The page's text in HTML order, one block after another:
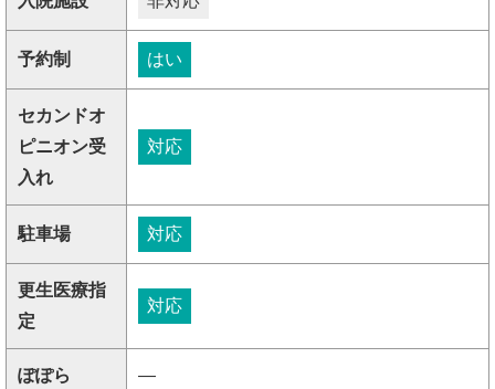
予約制 はい
セカンドオ
ピニオン受
入れ
対応
駐車場 対応
更生医療指
定
対応
ぽぽら ―